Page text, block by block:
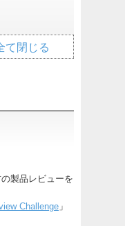
て閉じる
製品レビューを
Challenge 」